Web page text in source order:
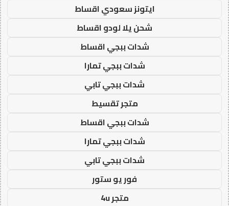
ايتونز سعودي اقساط
شحن يلا لودو اقساط
شدات ببجي اقساط
شدات ببجي تمارا
شدات ببجي تابي
متجر تقسيط
شدات ببجي اقساط
شدات ببجي تمارا
شدات ببجي تابي
فور يو ستور
متجر 4u